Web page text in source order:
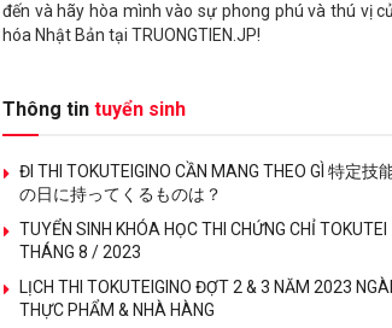
đến và hãy hòa mình vào sự phong phú và thú vị
hóa Nhật Bản tại TRUONGTIEN.JP!
Thông tin tuyển sinh
ĐI THI TOKUTEIGINO CẦN MANG THEO GÌ 特定技
の日に持ってくるものは？
TUYỂN SINH KHÓA HỌC THI CHỨNG CHỈ TOKUTEI
THÁNG 8 / 2023
LỊCH THI TOKUTEIGINO ĐỢT 2 & 3 NĂM 2023
THỰC PHẨM & NHÀ HÀNG